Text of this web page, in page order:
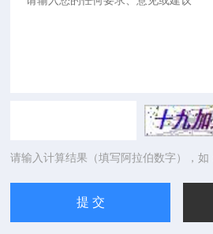
请输入计算结果（填写阿拉伯数字），如